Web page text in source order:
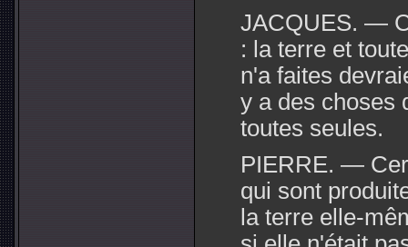
JACQUES. —
: la terre et
n'a faites
y a des choses
toutes seules.
PIERRE. —
qui sont
la terre elle-